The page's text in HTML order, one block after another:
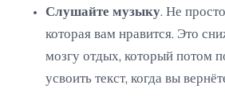
Слушайте музыку. Не
которая вам нравится. Это
мозгу отдых, который потом
усвоить текст, когда вы